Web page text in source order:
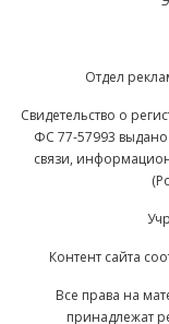
Отдел
Свидетельство о
ФС 77-57993
связи,
Контент сайта
Все права на
принадлежат